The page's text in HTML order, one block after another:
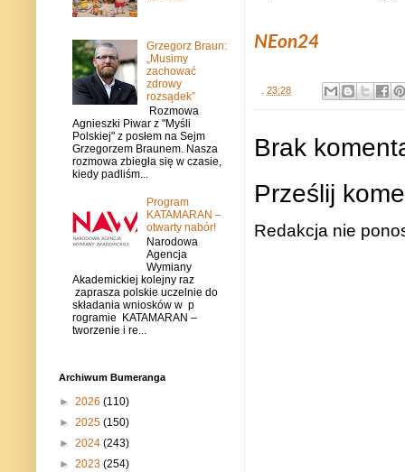
NEon24
23:28
Brak
Prześlij
Redakcja nie
Grzegorz Braun:
„Musimy
zachować
zdrowy
rozsądek”
Rozmowa
Agnieszki Piwar z "Myśli
Polskiej" z posłem na Sejm
Grzegorzem Braunem. Nasza
rozmowa zbiegła się w czasie,
kiedy padliśm...
Program
KATAMARAN –
otwarty nabór!
Narodowa
Agencja
Wymiany
Akademickiej kolejny raz
zaprasza polskie uczelnie do
składania wniosków w p
rogramie KATAMARAN –
tworzenie i re...
Archiwum Bumeranga
► 2026 (110)
► 2025 (150)
► 2024 (243)
► 2023 (254)